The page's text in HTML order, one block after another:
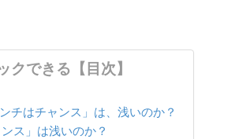
クできる【目次】
チはチャンス」は、浅いのか？
ンス」は浅いのか？